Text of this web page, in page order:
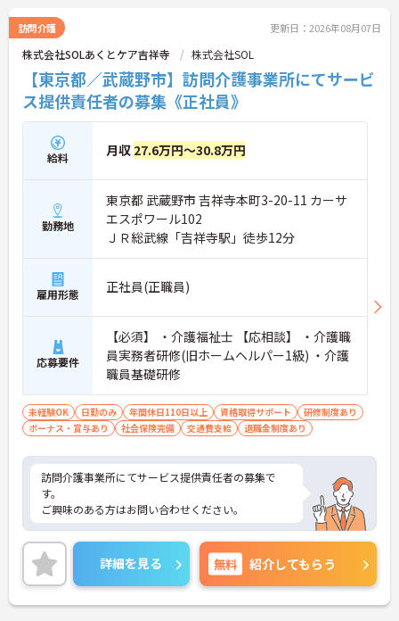
訪問介護 更新日：2026年08月07日
株式会社SOLあくとケア吉祥寺 株式会社SOL
【東京都／武蔵野市】訪問介護事業所にてサービ
ス提供責任者の募集《正社員》
給料 月収 27.6万円～30.8万円
勤務地
東京都 武蔵野市 吉祥寺本町3-20-11 カーサ
エスポワール102
ＪＲ総武線「吉祥寺駅」徒歩12分
雇用形態 正社員(正職員)
応募要件
【必須】 ・介護福祉士 【応相談】 ・介護職
員実務者研修(旧ホームヘルパー1級) ・介護
職員基礎研修
未経験OK 日勤のみ 年間休日110日以上 資格取得サポート
研修制度あり
ボーナス・賞与あり
社会保険完備 交通費支給 退職金制度あり
訪問介護事業所にてサービス提供責任者の募集で
す。
ご興味のある方はお問い合わせください。
詳細を見る 無料 紹介してもらう